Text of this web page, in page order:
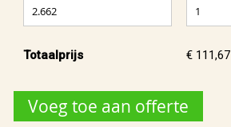
Totaalprijs € 111,67
Voeg toe aan offerte